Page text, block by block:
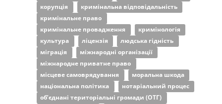
корупція
кримінальна відповідальність
кримінальне право
кримінальне провадження
кримінологія
культура
ліцензія
людська гідність
міграція
міжнародні організації
міжнародне приватне право
місцеве самоврядування
моральна шкода
національна політика
нотаріальний процес
об’єднані територіальні громади (ОТГ)